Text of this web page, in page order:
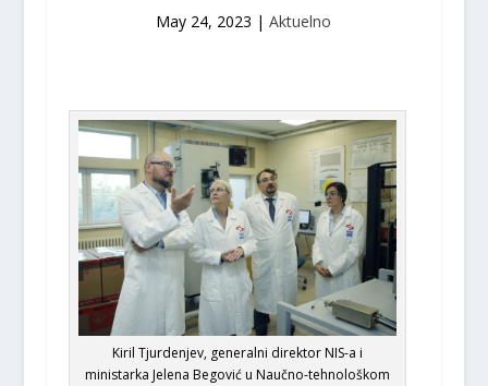
May 24, 2023 |Aktuelno
Kiril Tjurdenjev, generalni direktor NIS-a i
ministarka Jelena Begović u Naučno-tehnološkom